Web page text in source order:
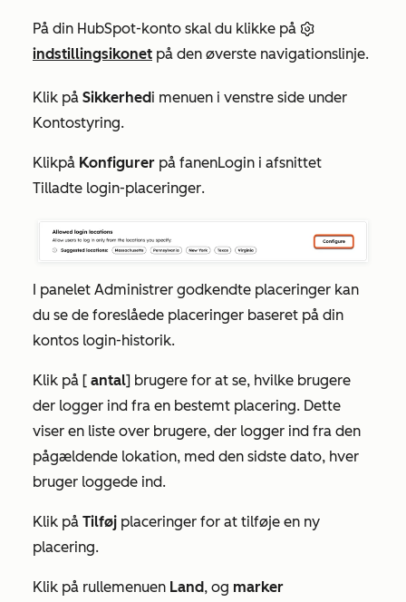
På din HubSpot-konto skal du klikke på
indstillingsikonet på den øverste navigationslinje.
Klik på Sikkerhedi menuen i venstre side under
Kontostyring.
Klikpå Konfigurer på fanenLogin i afsnittet
Tilladte login-placeringer.
I panelet Administrer godkendte placeringer kan
du se de foreslåede placeringer baseret på din
kontos login-historik.
Klik på [ antal] brugere for at se, hvilke brugere
der logger ind fra en bestemt placering. Dette
viser en liste over brugere, der logger ind fra den
pågældende lokation, med den sidste dato, hver
bruger loggede ind.
Klik på Tilføj placeringer for at tilføje en ny
placering.
Klik på rullemenuen Land, og marker